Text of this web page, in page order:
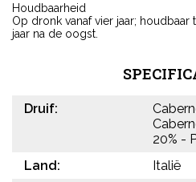
Houdbaarheid
Op dronk vanaf vier jaar; houdbaar
jaar na de oogst.
Druif:
20% -
Land:
Italië